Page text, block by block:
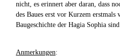
nicht, es erinnert aber daran, dass
des Baues erst vor Kurzem
Baugeschichte der Hagia Sophia
Anmerkungen: